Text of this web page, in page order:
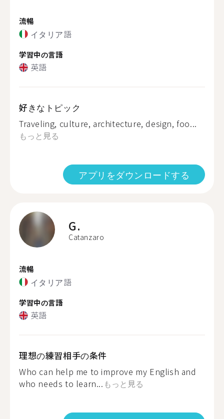
流暢
イタリア語
学習中の言語
英語
好きなトピック
Traveling, culture, architecture, design, foo...
もっと見る
アプリをダウンロードする
G.
Catanzaro
流暢
イタリア語
学習中の言語
英語
理想の練習相手の条件
Who can help me to improve my English and
who needs to learn... もっと見る